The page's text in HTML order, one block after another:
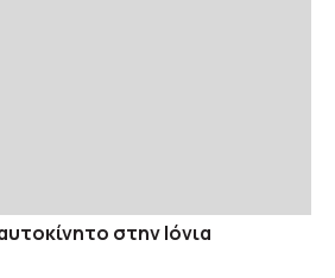
στην Ιόνια